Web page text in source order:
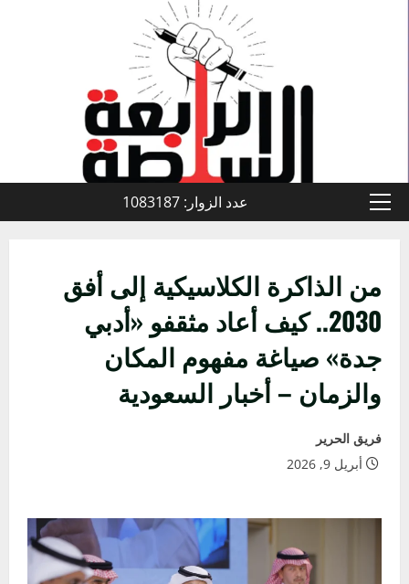
القائمة
عدد الزوار: 1083187
من الذاكرة الكلاسيكية إلى أفق
2030.. كيف أعاد مثقفو «أدبي
جدة» صياغة مفهوم المكان
والزمان – أخبار السعودية
فريق الحرير
أبريل 9, 2026